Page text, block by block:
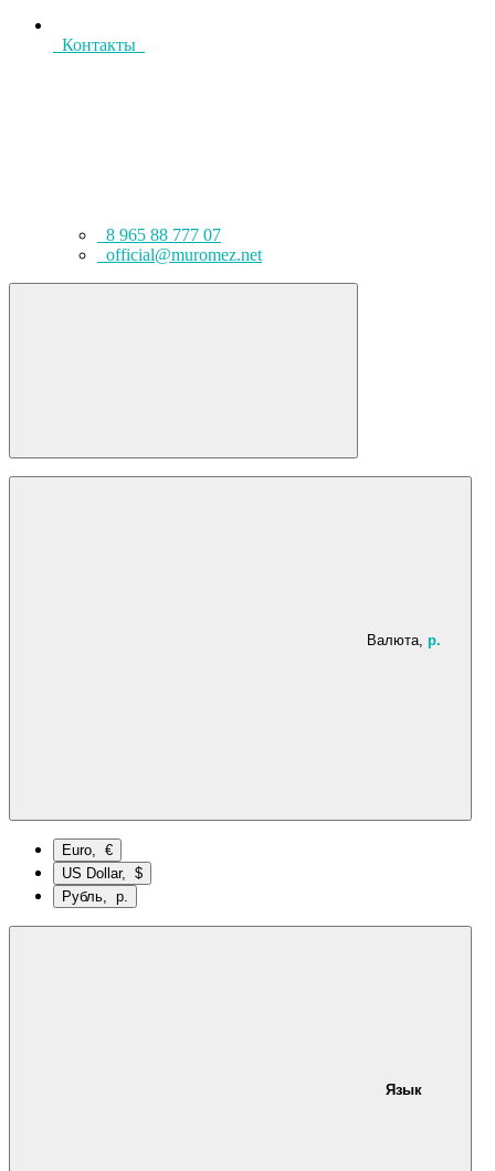
Контакты
8 965 88 777 07
official@muromez.net
Валюта, р.
Euro, €
US Dollar, $
Рубль, р.
Язык